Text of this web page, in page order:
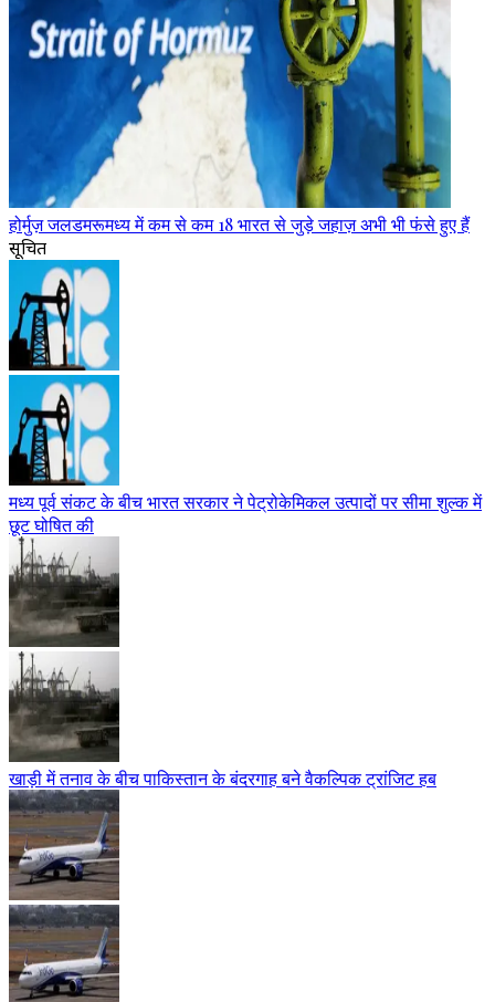
होर्मुज़ जलडमरूमध्य में कम से कम 18 भारत से जुड़े जहाज़ अभी भी फंसे हुए हैं
सूचित
मध्य पूर्व संकट के बीच भारत सरकार ने पेट्रोकेमिकल उत्पादों पर सीमा शुल्क में
छूट घोषित की
खाड़ी में तनाव के बीच पाकिस्तान के बंदरगाह बने वैकल्पिक ट्रांजिट हब